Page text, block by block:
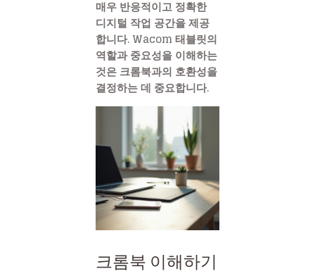
매우 반응적이고 정확한
디지털 작업 공간을 제공
합니다. Wacom 태블릿의
역할과 중요성을 이해하는
것은 크롬북과의 호환성을
결정하는 데 중요합니다.
크롬북 이해하기